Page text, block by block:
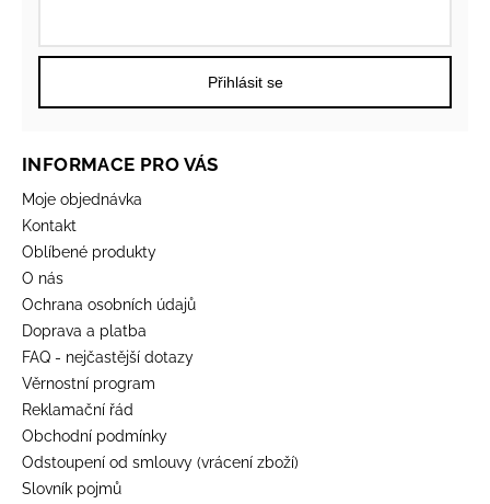
Přihlásit se
INFORMACE PRO VÁS
Moje objednávka
Kontakt
Oblíbené produkty
O nás
Ochrana osobních údajů
Doprava a platba
FAQ - nejčastější dotazy
Věrnostní program
Reklamační řád
Obchodní podmínky
Odstoupení od smlouvy (vrácení zboží)
Slovník pojmů